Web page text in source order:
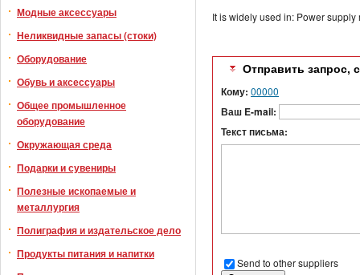
Модные аксессуары
Неликвидные запасы (стоки)
Оборудование
Обувь и аксессуары
Общее промышленное
оборудование
Окружающая среда
Подарки и сувениры
Полезные ископаемые и
металлургия
Полиграфия и издательское дело
Продукты питания и напитки
It is widely used in: Power
Отправить запрос,
Кому: 00000
Ваш E-mail:
Текст письма:
Send to other suppliers